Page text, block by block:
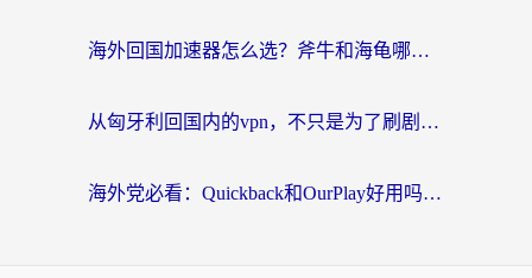
海外回国加速器怎么选？斧牛和海龟哪个好？一篇帮你避开坑的实用指南
从匈牙利回国内的vpn，不只是为了刷剧那么简单
海外党必看：Quickback和OurPlay好用吗？3分钟选对回国加速器，无缝刷剧玩游戏